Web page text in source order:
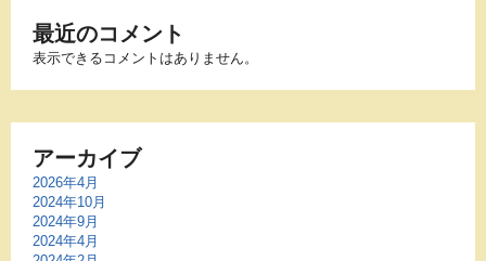
最近のコメント
表示できるコメントはありません。
アーカイブ
2026年4月
2024年10月
2024年9月
2024年4月